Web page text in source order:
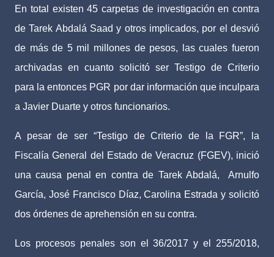
En total existen 45 carpetas de investigación en contra
de Tarek Abdalá Saad y otros implicados, por el desvió
de más de 5 mil millones de pesos, las cuales fueron
archivadas en cuanto solicitó ser Testigo de Criterio
para la entonces PGR por dar información que inculpara
a Javier Duarte y otros funcionarios.
A pesar de ser “Testigo de Criterio de la FGR”, la
Fiscalía General del Estado de Veracruz (FGEV), inició
una causa penal en contra de Tarek Abdalá,
Arnulfo
García, José Francisco Díaz, Carolina Estrada y solicitó
dos órdenes de aprehensión en su contra.
Los procesos penales son el 36/2017 y el 255/2018,